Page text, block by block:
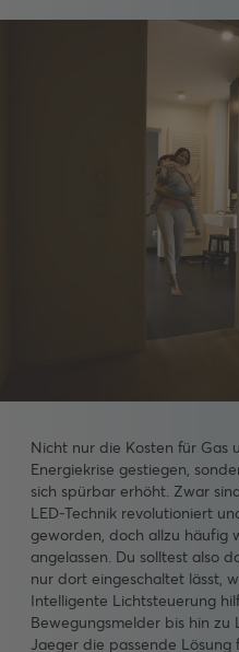
Nicht nur die Kosten für Gas
Energiekrise gestiegen,
sich spürbar erhöht. Zwar
LED-Technik revolutioniert
geworden, doch allzu häufig
angelassen. Du solltest also
nur dort eingeschaltet lässt,
Intelligente Lichtsteuerung
Bewegungsmelder bis hin zu
Jaeger die passende